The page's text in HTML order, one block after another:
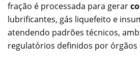
fração é processada para gerar
lubrificantes, gás liquefeito e
atendendo padrões técnicos,
regulatórios definidos por órgãos